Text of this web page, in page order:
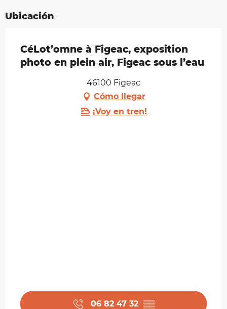
Ubicación
CéLot’omne à Figeac, exposition
photo en plein air, Figeac sous l’eau
46100 Figeac
Cómo llegar
¡Voy en tren!
06 82 47 32 ▒▒